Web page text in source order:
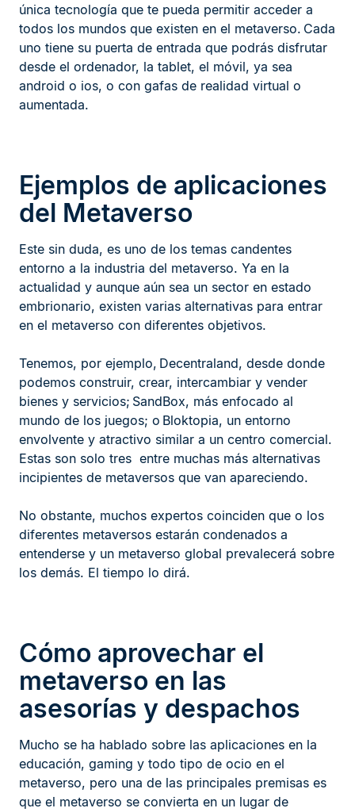
única tecnología que te pueda permitir acceder a
todos los mundos que existen en el metaverso. Cada
uno tiene su puerta de entrada que podrás disfrutar
desde el ordenador, la tablet, el móvil, ya sea
android o ios, o con gafas de realidad virtual o
aumentada.
Ejemplos de aplicaciones
del Metaverso
Este sin duda, es uno de los temas candentes
entorno a la industria del metaverso. Ya en la
actualidad y aunque aún sea un sector en estado
embrionario, existen varias alternativas para entrar
en el metaverso con diferentes objetivos.
Tenemos, por ejemplo, Decentraland, desde donde
podemos construir, crear, intercambiar y vender
bienes y servicios; SandBox, más enfocado al
mundo de los juegos; o Bloktopia, un entorno
envolvente y atractivo similar a un centro comercial.
Estas son solo tres entre muchas más alternativas
incipientes de metaversos que van apareciendo.
No obstante, muchos expertos coinciden que o los
diferentes metaversos estarán condenados a
entenderse y un metaverso global prevalecerá sobre
los demás. El tiempo lo dirá.
Cómo aprovechar el
metaverso en las
asesorías y despachos
Mucho se ha hablado sobre las aplicaciones en la
educación, gaming y todo tipo de ocio en el
metaverso, pero una de las principales premisas es
que el metaverso se convierta en un lugar de